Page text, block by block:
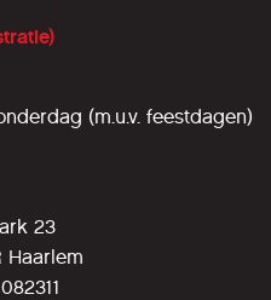
(m.u.v. feestdagen)
23
Haarlem